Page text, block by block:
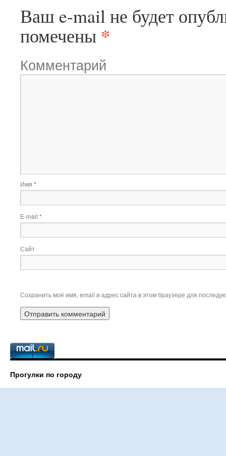
Ваш e-mail не будет
помечены *
Комментарий
Имя *
E-mail *
Сайт
Сохранить моё имя, email и адрес сайта в этом браузере для
Прогулки по городу